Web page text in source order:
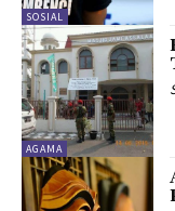
SOSIAL
AGAMA